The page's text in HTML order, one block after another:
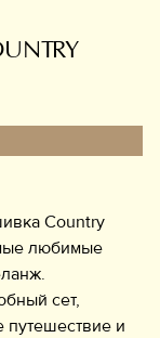
Country
любимые
сет,
путешествие и